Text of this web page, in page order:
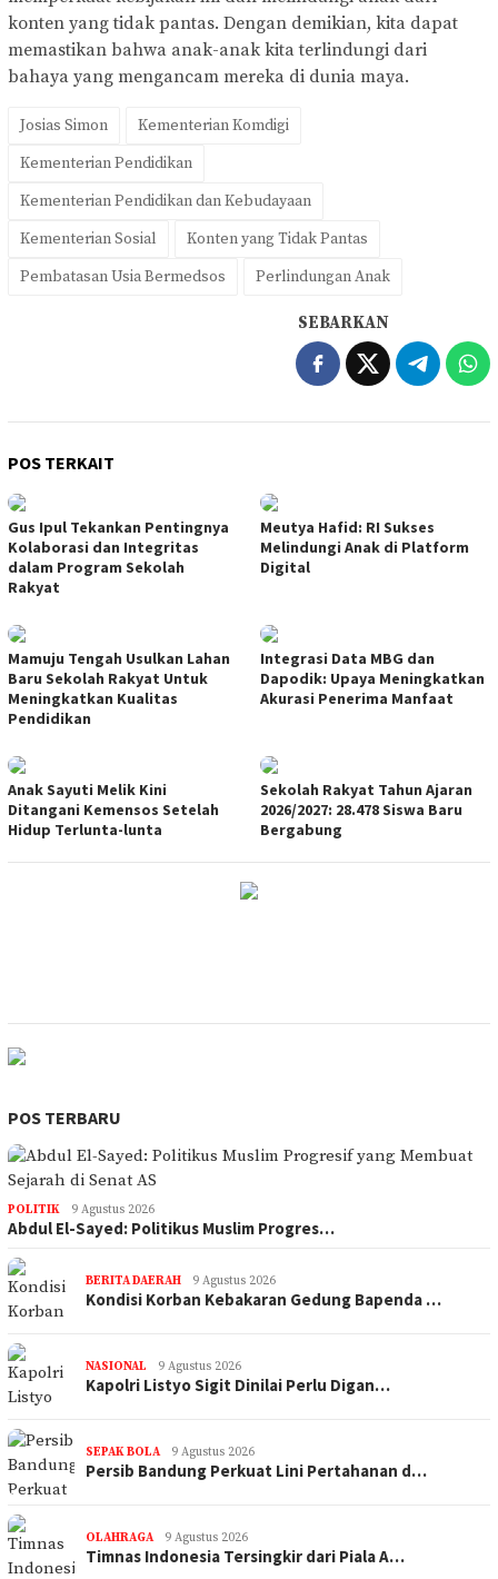
konten yang tidak pantas. Dengan demikian, kita dapat
memastikan bahwa anak-anak kita terlindungi dari
bahaya yang mengancam mereka di dunia maya.
Josias Simon
Kementerian Komdigi
Kementerian Pendidikan
Kementerian Pendidikan dan Kebudayaan
Kementerian Sosial
Konten yang Tidak Pantas
Pembatasan Usia Bermedsos
Perlindungan Anak
SEBARKAN
POS TERKAIT
Gus Ipul Tekankan Pentingnya
Kolaborasi dan Integritas
dalam Program Sekolah
Rakyat
Meutya Hafid: RI Sukses
Melindungi Anak di Platform
Digital
Mamuju Tengah Usulkan Lahan
Baru Sekolah Rakyat Untuk
Meningkatkan Kualitas
Pendidikan
Integrasi Data MBG dan
Dapodik: Upaya Meningkatkan
Akurasi Penerima Manfaat
Anak Sayuti Melik Kini
Ditangani Kemensos Setelah
Hidup Terlunta-lunta
Sekolah Rakyat Tahun Ajaran
2026/2027: 28.478 Siswa Baru
Bergabung
POS TERBARU
POLITIK 9 Agustus 2026
Abdul El-Sayed: Politikus Muslim Progres…
BERITA DAERAH 9 Agustus 2026
Kondisi Korban Kebakaran Gedung Bapenda …
NASIONAL 9 Agustus 2026
Kapolri Listyo Sigit Dinilai Perlu Digan…
SEPAK BOLA 9 Agustus 2026
Persib Bandung Perkuat Lini Pertahanan d…
OLAHRAGA 9 Agustus 2026
Timnas Indonesia Tersingkir dari Piala A…